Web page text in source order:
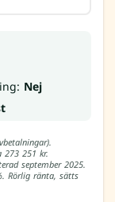
Nej
251 kr.
september 2025.
Rörlig ränta, sätts